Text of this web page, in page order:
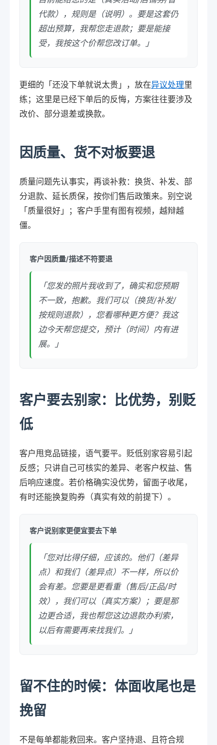
代款），规则是（说明）。要是这套仍
超出预算，我帮您走退款；要是能接
受，我按这个价帮您改订单。」
更细的「还没下单就说太贵」，放在异议处理里
练；这里是已经下单后的反悔，方案往往要涉及
改价、部分退差或换款。
因质量、货不对板要退
质量问题先认事实，再谈补救：换货、补发、部
分退款、延长质保，按你们售后政策来。别空说
「质量很好」；客户手里有图有视频，越辩越
僵。
客户因质量/描述不符要退
「您发的照片我收到了，确实和您预期
不一致，抱歉。我们可以（换货/补发/
按规则退款），您看哪种更方便？我这
边今天帮您提交，预计（时间）内有进
展。」
客户要去别家：比优势，别贬
低
客户甩竞品链接，语气要平。贬低别家容易引起
反感；只讲自己可核实的差异、老客户权益、售
后响应速度。若价格确实没优势，留面子收尾，
有时还能换复购券（真实有效的前提下）。
客户说别家更便宜要去下单
「您对比得仔细，应该的。他们（差异
点）和我们（差异点）不一样，所以价
会有差。您要是更看重（售后/正品/时
效），我们可以（真实方案）；要是那
边更合适，我也帮您这边退款办利索，
以后有需要再来找我们。」
留不住的时候：体面收尾也是
挽留
不是每单都能救回来。客户坚持退、且符合规